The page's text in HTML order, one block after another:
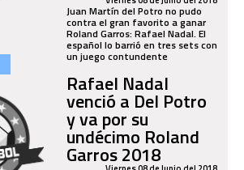
Juan Martín del Potro no pudo
contra el gran favorito a ganar
Roland Garros: Rafael Nadal. El
español lo barrió en tres sets con
un juego contundente
Rafael Nadal
venció a Del Potro
y va por su
undécimo Roland
Garros 2018